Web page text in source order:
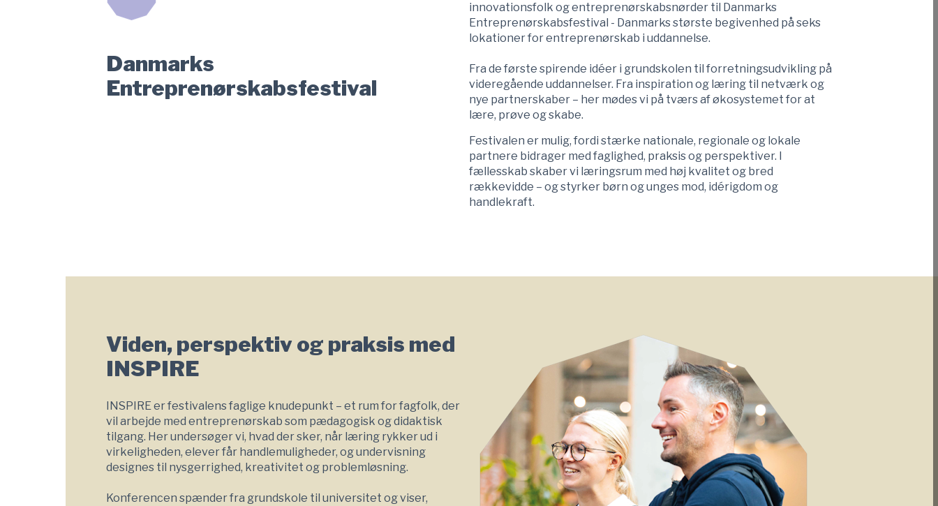
Danmarks
Entreprenørskabsfestival
innovationsfolk og entreprenørskabsnørder til Danmarks
Entreprenørskabsfestival - Danmarks største begivenhed på seks
lokationer for entreprenørskab i uddannelse.
Fra de første spirende idéer i grundskolen til forretningsudvikling på
videregående uddannelser. Fra inspiration og læring til netværk og
nye partnerskaber – her mødes vi på tværs af økosystemet for at
lære, prøve og skabe.
Festivalen er mulig, fordi stærke nationale, regionale og lokale
partnere bidrager med faglighed, praksis og perspektiver. I
fællesskab skaber vi læringsrum med høj kvalitet og bred
rækkevidde – og styrker børn og unges mod, idérigdom og
handlekraft.
Viden, perspektiv og praksis med
INSPIRE
INSPIRE er festivalens faglige knudepunkt – et rum for fagfolk, der
vil arbejde med entreprenørskab som pædagogisk og didaktisk
tilgang. Her undersøger vi, hvad der sker, når læring rykker ud i
virkeligheden, elever får handlemuligheder, og undervisning
designes til nysgerrighed, kreativitet og problemløsning.
Konferencen spænder fra grundskole til universitet og viser,